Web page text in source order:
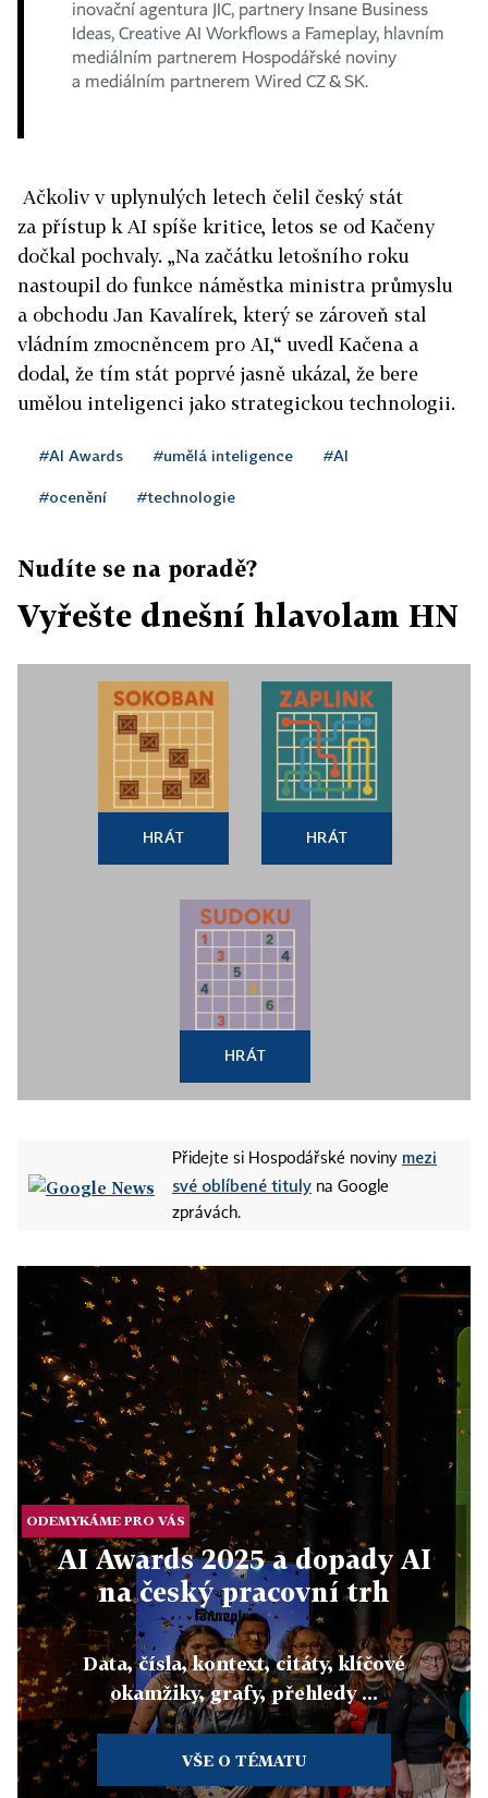
inovační agentura JIC, partnery Insane Business
Ideas, Creative AI Workflows a Fameplay, hlavním
mediálním partnerem Hospodářské noviny
a mediálním partnerem Wired CZ & SK.
Ačkoliv v uplynulých letech čelil český stát
za přístup k AI spíše kritice, letos se od Kačeny
dočkal pochvaly. „Na začátku letošního roku
nastoupil do funkce náměstka ministra průmyslu
a obchodu Jan Kavalírek, který se zároveň stal
vládním zmocněncem pro AI,“ uvedl Kačena a
dodal, že tím stát poprvé jasně ukázal, že bere
umělou inteligenci jako strategickou technologii.
#AI Awards #umělá inteligence #AI
#ocenění #technologie
Nudíte se na poradě?
Vyřešte dnešní hlavolam HN
HRÁT HRÁT
HRÁT
Přidejte si Hospodářské noviny mezi
své oblíbené tituly na Google
zprávách.
ODEMYKÁME PRO VÁS
AI Awards 2025 a dopady AI
na český pracovní trh
Data, čísla, kontext, citáty, klíčové
okamžiky, grafy, přehledy ...
VŠE O TÉMATU